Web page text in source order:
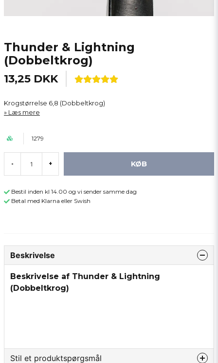
Thunder & Lightning
(Dobbeltkrog)
13,25 DKK
Krogstørrelse 6,8 (Dobbeltkrog)
Læs mere
1279
- + KØB
Bestil inden kl 14.00 og vi sender samme dag
Betal med Klarna eller Swish
Beskrivelse
Beskrivelse af Thunder & Lightning
(Dobbeltkrog)
Stil et produktspørgsmål